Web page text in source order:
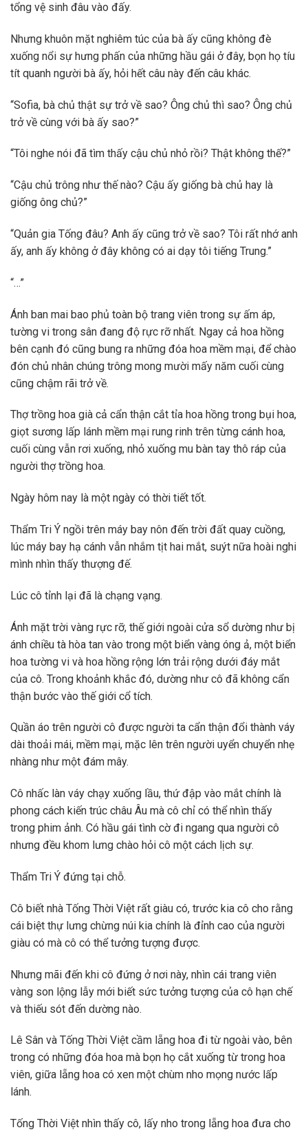
tổng vệ sinh đâu vào đấy.
Nhưng khuôn mặt nghiêm túc của bà ấy cũng không đè
xuống nổi sự hưng phấn của những hầu gái ở đây, bọn họ tíu
tít quanh người bà ấy, hỏi hết câu này đến câu khác.
“Sofia, bà chủ thật sự trở về sao? Ông chủ thì sao? Ông chủ
trở về cùng với bà ấy sao?”
“Tôi nghe nói đã tìm thấy cậu chủ nhỏ rồi? Thật không thế?”
“Cậu chủ trông như thế nào? Cậu ấy giống bà chủ hay là
giống ông chủ?”
“Quản gia Tống đâu? Anh ấy cũng trở về sao? Tôi rất nhớ anh
ấy, anh ấy không ở đây không có ai dạy tôi tiếng Trung.”
“…”
Ánh ban mai bao phủ toàn bộ trang viên trong sự ấm áp,
tường vi trong sân đang độ rực rỡ nhất. Ngay cả hoa hồng
bên cạnh đó cũng bung ra những đóa hoa mềm mại, để chào
đón chủ nhân chúng trông mong mười mấy năm cuối cùng
cũng chậm rãi trở về.
Thợ trồng hoa già cả cẩn thận cắt tỉa hoa hồng trong bụi hoa,
giọt sương lấp lánh mềm mại rung rinh trên từng cánh hoa,
cuối cùng vẫn rơi xuống, nhỏ xuống mu bàn tay thô ráp của
người thợ trồng hoa.
Ngày hôm nay là một ngày có thời tiết tốt.
Thẩm Tri Ý ngồi trên máy bay nôn đến trời đất quay cuồng,
lúc máy bay hạ cánh vẫn nhắm tịt hai mắt, suýt nữa hoài nghi
mình nhìn thấy thượng đế.
Lúc cô tỉnh lại đã là chạng vạng.
Ánh mặt trời vàng rực rỡ, thế giới ngoài cửa sổ dường như bị
ánh chiều tà hòa tan vào trong một biển vàng óng ả, một biển
hoa tường vi và hoa hồng rộng lớn trải rộng dưới đáy mắt
của cô. Trong khoảnh khắc đó, dường như cô đã không cẩn
thận bước vào thế giới cổ tích.
Quần áo trên người cô được người ta cẩn thận đổi thành váy
dài thoải mái, mềm mại, mặc lên trên người uyển chuyển nhẹ
nhàng như một đám mây.
Cô nhấc làn váy chạy xuống lầu, thứ đập vào mắt chính là
phong cách kiến trúc châu Âu mà cô chỉ có thể nhìn thấy
trong phim ảnh. Có hầu gái tình cờ đi ngang qua người cô
nhưng đều khom lưng chào hỏi cô một cách lịch sự.
Thẩm Tri Ý đứng tại chỗ.
Cô biết nhà Tống Thời Việt rất giàu có, trước kia cô cho rằng
cái biệt thự lưng chừng núi kia chính là đỉnh cao của người
giàu có mà cô có thể tưởng tượng được.
Nhưng mãi đến khi cô đứng ở nơi này, nhìn cái trang viên
vàng son lộng lẫy mới biết sức tưởng tượng của cô hạn chế
và thiếu sót đến dường nào.
Lê Sân và Tống Thời Việt cầm lẵng hoa đi từ ngoài vào, bên
trong có những đóa hoa mà bọn họ cắt xuống từ trong hoa
viên, giữa lẵng hoa có xen một chùm nho mọng nước lấp
lánh.
Tống Thời Việt nhìn thấy cô, lấy nho trong lẵng hoa đưa cho